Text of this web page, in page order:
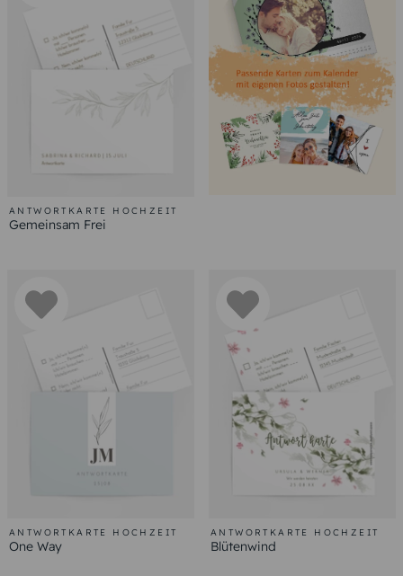
ANTWORTKARTE HOCHZEIT
Gemeinsam Frei
ANTWORTKARTE HOCHZEIT
One Way
ANTWORTKARTE HOCHZEIT
Blütenwind